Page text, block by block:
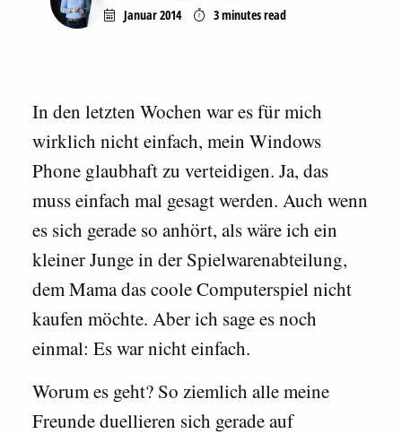
Januar 2014 3 minutesread
In den letzten Wochen war es für mich
wirklich nicht einfach, mein Windows
Phone glaubhaft zu verteidigen. Ja, das
muss einfach mal gesagt werden. Auch wenn
es sich gerade so anhört, als wäre ich ein
kleiner Junge in der Spielwarenabteilung,
dem Mama das coole Computerspiel nicht
kaufen möchte. Aber ich sage es noch
einmal: Es war nicht einfach.
Worum es geht? So ziemlich alle meine
Freunde duellieren sich gerade auf